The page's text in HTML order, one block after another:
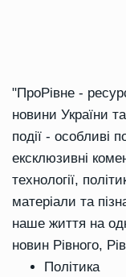
"ПроРівне -
новини України
події - особливі
ексклюзивні
технології,
матеріали та
наше життя на
новин Рівного,
Політика